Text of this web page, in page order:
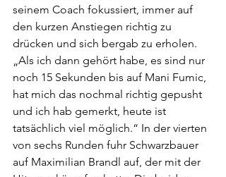
seinem Coach fokussiert, immer auf
den kurzen Anstiegen richtig zu
drücken und sich bergab zu erholen.
„Als ich dann gehört habe, es sind nur
noch 15 Sekunden bis auf Mani Fumic,
hat mich das nochmal richtig gepusht
und ich hab gemerkt, heute ist
tatsächlich viel möglich.“ In der vierten
von sechs Runden fuhr Schwarzbauer
auf Maximilian Brandl auf, der mit der